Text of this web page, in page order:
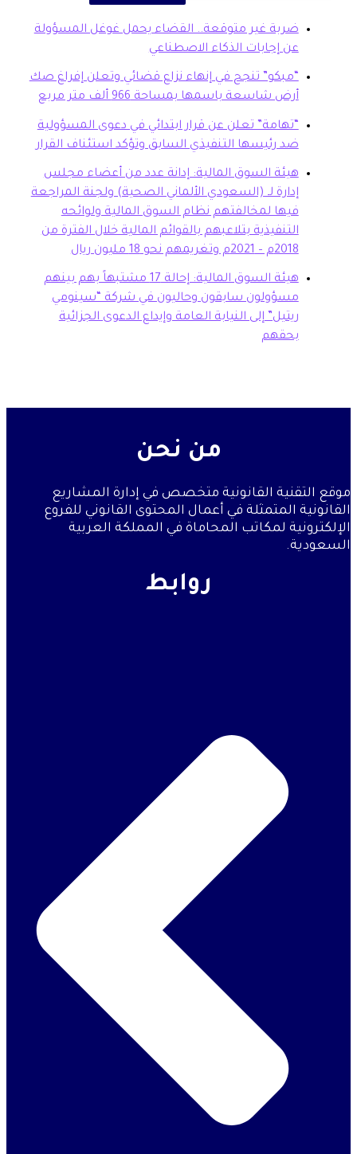
غير متوقعة.. القضاء يحمل غوغل المسؤولة
إجابات الذكاء الاصطناعي
تنجح في إنهاء نزاع قضائي وتعلن إفراغ صك
شاسعة باسمها بمساحة 966 ألف متر مربع
تعلن عن قرار ابتدائي في دعوى المسؤولية
رئيسها التنفيذي السابق وتؤكد استئناف القرار
السوق المالية: إدانة عدد من أعضاء مجلس
لـ (السعودي الألماني الصحية) ولجنة المراجعة
لمخالفتهم نظام السوق المالية ولوائحه
بتلاعبهم بالقوائم المالية خلال الفترة من
هيئة السوق المالية: إحالة 17 مشتبهاً بهم بينهم
سابقون وحاليون في شركة “سينومي
إلى النيابة العامة وإيداع الدعوى الجزائية
من نحن
القانونية متخصص في إدارة المشاريع
في أعمال المحتوى القانوني للفروع
لمكاتب المحاماة في المملكة العربية